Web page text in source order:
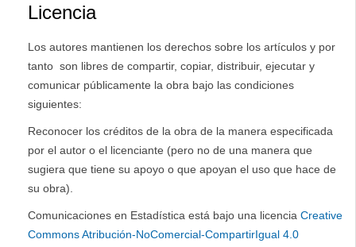
Licencia
Los autores mantienen los derechos sobre los artículos y por
tanto son libres de compartir, copiar, distribuir, ejecutar y
comunicar públicamente la obra bajo las condiciones
siguientes:
Reconocer los créditos de la obra de la manera especificada
por el autor o el licenciante (pero no de una manera que
sugiera que tiene su apoyo o que apoyan el uso que hace de
su obra).
Comunicaciones en Estadística está bajo una licencia Creative
Commons Atribución-NoComercial-CompartirIgual 4.0